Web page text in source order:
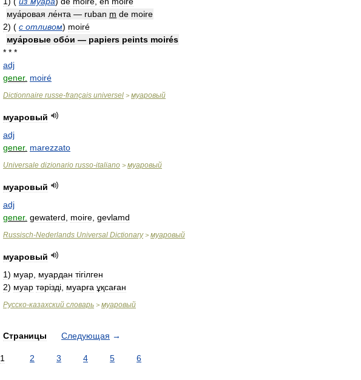
муа́ровая ле́нта — ruban m de moire
2) ( с отливом) moiré
муа́ровые обо́и — papiers peints moirés
* * *
adj
gener. moiré
Dictionnaire russe-français universel > муаровый
муаровый
adj
gener. marezzato
Universale dizionario russo-italiano > муаровый
муаровый
adj
gener. gewaterd moire gevlamd
Russisch-Nederlands Universal Dictionary> муаровый
муаровый
1) муар муардан тігілген
2) муар тәрізді, муарға ұқсаған
Русско-казахский словарь > муаровый
Страницы Следующая →
1 2 3 4 5 6